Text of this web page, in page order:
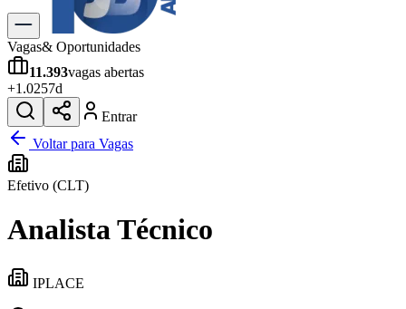
Dia a Dia & Lazer
Gastronomia
Cinema & Shows
Jogos
Novo
Para Sua Empresa
Cadastrar Empresa
Publicidade Legal
Esportes
Vagas& Oportunidades
11.393vagas abertas
+1.0257d
Entrar
Voltar para Vagas
Efetivo (CLT)
Analista Técnico
IPLACE